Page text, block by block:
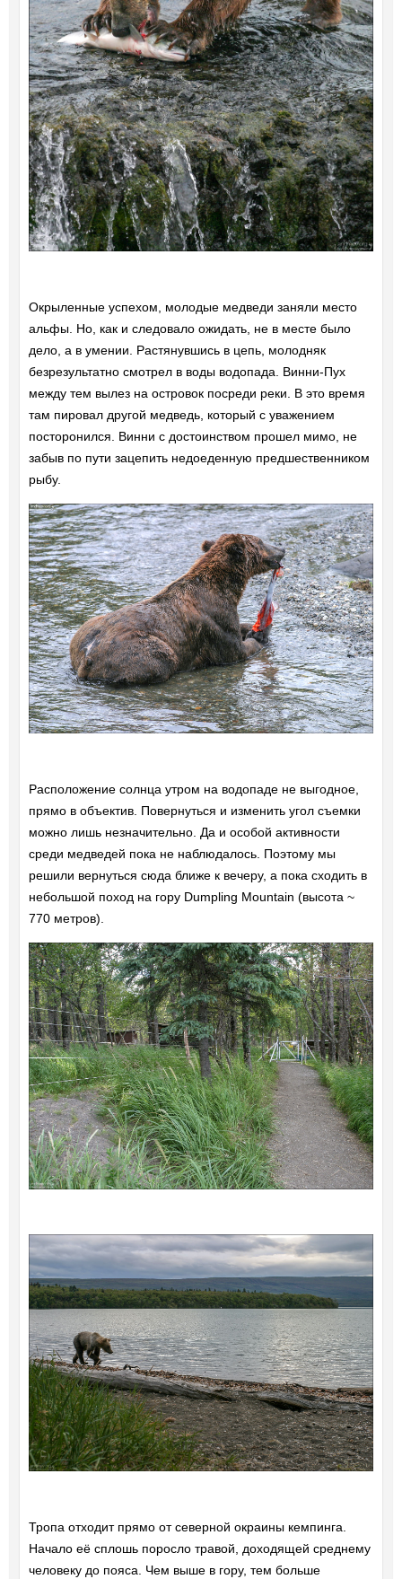
Окрыленные успехом, молодые медведи заняли место
альфы. Но, как и следовало ожидать, не в месте было
дело, а в умении. Растянувшись в цепь, молодняк
безрезультатно смотрел в воды водопада. Винни-Пух
между тем вылез на островок посреди реки. В это время
там пировал другой медведь, который с уважением
посторонился. Винни с достоинством прошел мимо, не
забыв по пути зацепить недоеденную предшественником
рыбу.
Расположение солнца утром на водопаде не выгодное,
прямо в объектив. Повернуться и изменить угол съемки
можно лишь незначительно. Да и особой активности
среди медведей пока не наблюдалось. Поэтому мы
решили вернуться сюда ближе к вечеру, а пока сходить в
небольшой поход на гору Dumpling Mountain (высота ~
770 метров).
Тропа отходит прямо от северной окраины кемпинга.
Начало её сплошь поросло травой, доходящей среднему
человеку до пояса. Чем выше в гору, тем больше